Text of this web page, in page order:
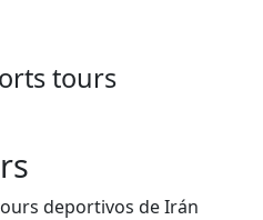
tours
deportivos de Irán